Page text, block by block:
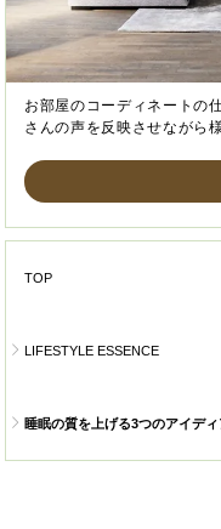
お部屋のコーディネートの
さんの声を反映させながら
TOP
LIFESTYLE ESSENCE
睡眠の質を上げる3つのアイディ